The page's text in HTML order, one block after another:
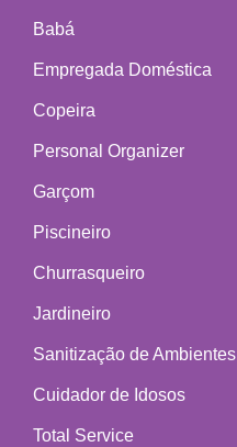
Babá
Empregada Doméstica
Copeira
Personal Organizer
Garçom
Piscineiro
Churrasqueiro
Jardineiro
Sanitização de Ambientes
Cuidador de Idosos
Total Service